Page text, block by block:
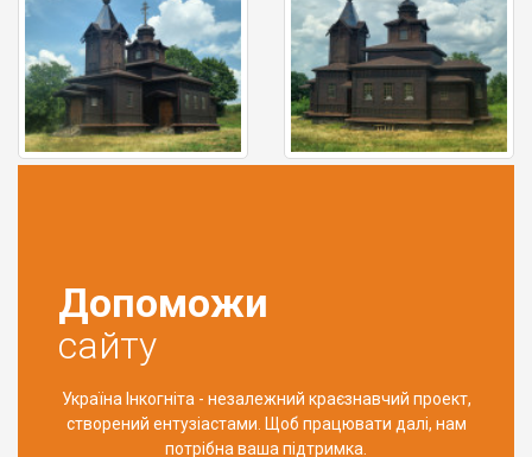
Допоможи
сайту
Україна Інкогніта - незалежний краєзнавчий проект,
створений ентузіастами. Щоб працювати далі, нам
потрібна ваша підтримка.